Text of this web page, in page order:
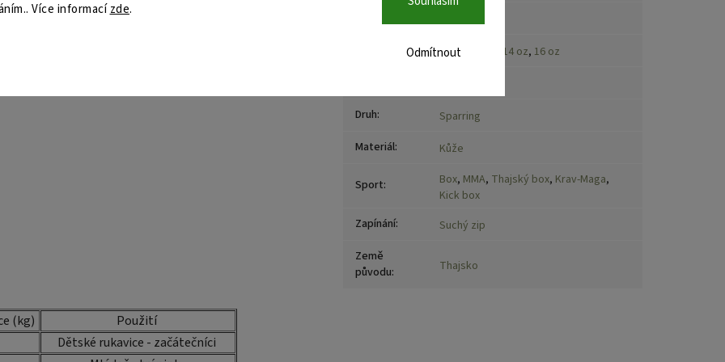
Více informacízde.
Odmítnout
sparringu
(kg)
Použití
Dětské rukavice - začátečníci
10 oz 14 oz, 16 oz
Druh:
Sparring
Materiál: Kůže
Sport: Box, MMA, Thajský box, Krav-Maga,
Kick box
Zapínání:
Suchý zip
Země
původu: Thajsko